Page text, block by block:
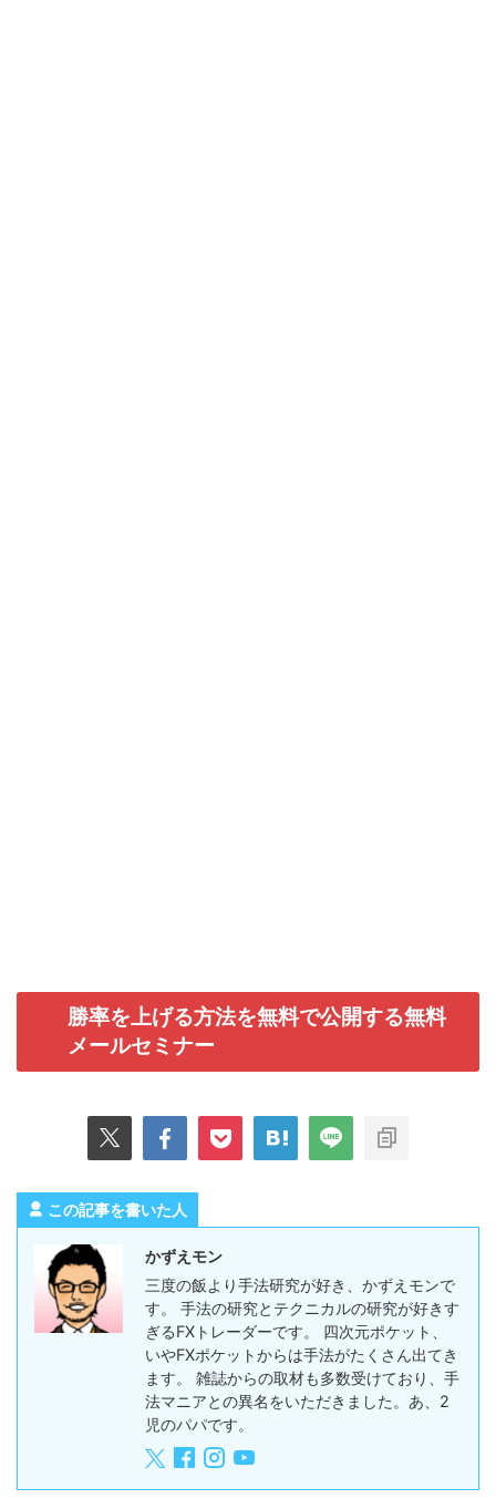
勝率を上げる方法を無料で公開する無料
メールセミナー
この記事を書いた人
かずえモン
三度の飯より手法研究が好き、かずえモンで
す。 手法の研究とテクニカルの研究が好きす
ぎるFXトレーダーです。 四次元ポケット、
いやFXポケットからは手法がたくさん出てき
ます。 雑誌からの取材も多数受けており、手
法マニアとの異名をいただきました。あ、2
児のパパです。